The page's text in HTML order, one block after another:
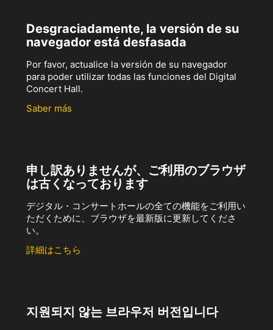
Desgraciadamente, la versión de su
navegador está desfasada
Por favor, actualice la versión de su navegador
para poder utilizar todas las funciones del Digital
Concert Hall.
Saber más
申し訳ありませんが、ご利用のブラウザ
は古くなっております
デジタル・コンサートホールの全ての機能をご利用い
ただくために、ブラウザを最新版に更新してくださ
い。
詳細はこちら
지원되지 않는 브라우저 버전입니다